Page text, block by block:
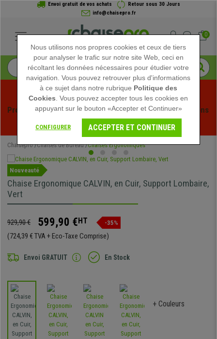
Envoi gratuit de vos achats
Retour sous 30 Jours
info@chaisepro.fr
0
Profitez des soldes d'été chez Chaisepro ! Des réductions
exclusives pour une durée limitée - Voir l'offre
Chaisepro Chaises de Bureau Chaises Ergonomiques
Nouveauté
Chaise Ergonomique CALVIN, en Cuir, Support Lombaire,
Vert
929,90 € 599,90 €HT -35%
(724,39 € TVA + Eco-Taxe Comprise)
Envoi GRATUIT En Stock
+ Couleurs
Nous utilisons nos propres cookies et ceux de tiers
pour analyser le trafic sur notre site Web, ceci en
récoltant les données nécessaires pour étudier votre
navigation. Vous pouvez retrouver plus d'informations
à ce sujet dans notre rubrique Politique des
Cookies . Vous pouvez accepter tous les cookies en
appuyant sur le bouton «Accepter et Continuer»
CONFIGURER ACCEPTER ET CONTINUER